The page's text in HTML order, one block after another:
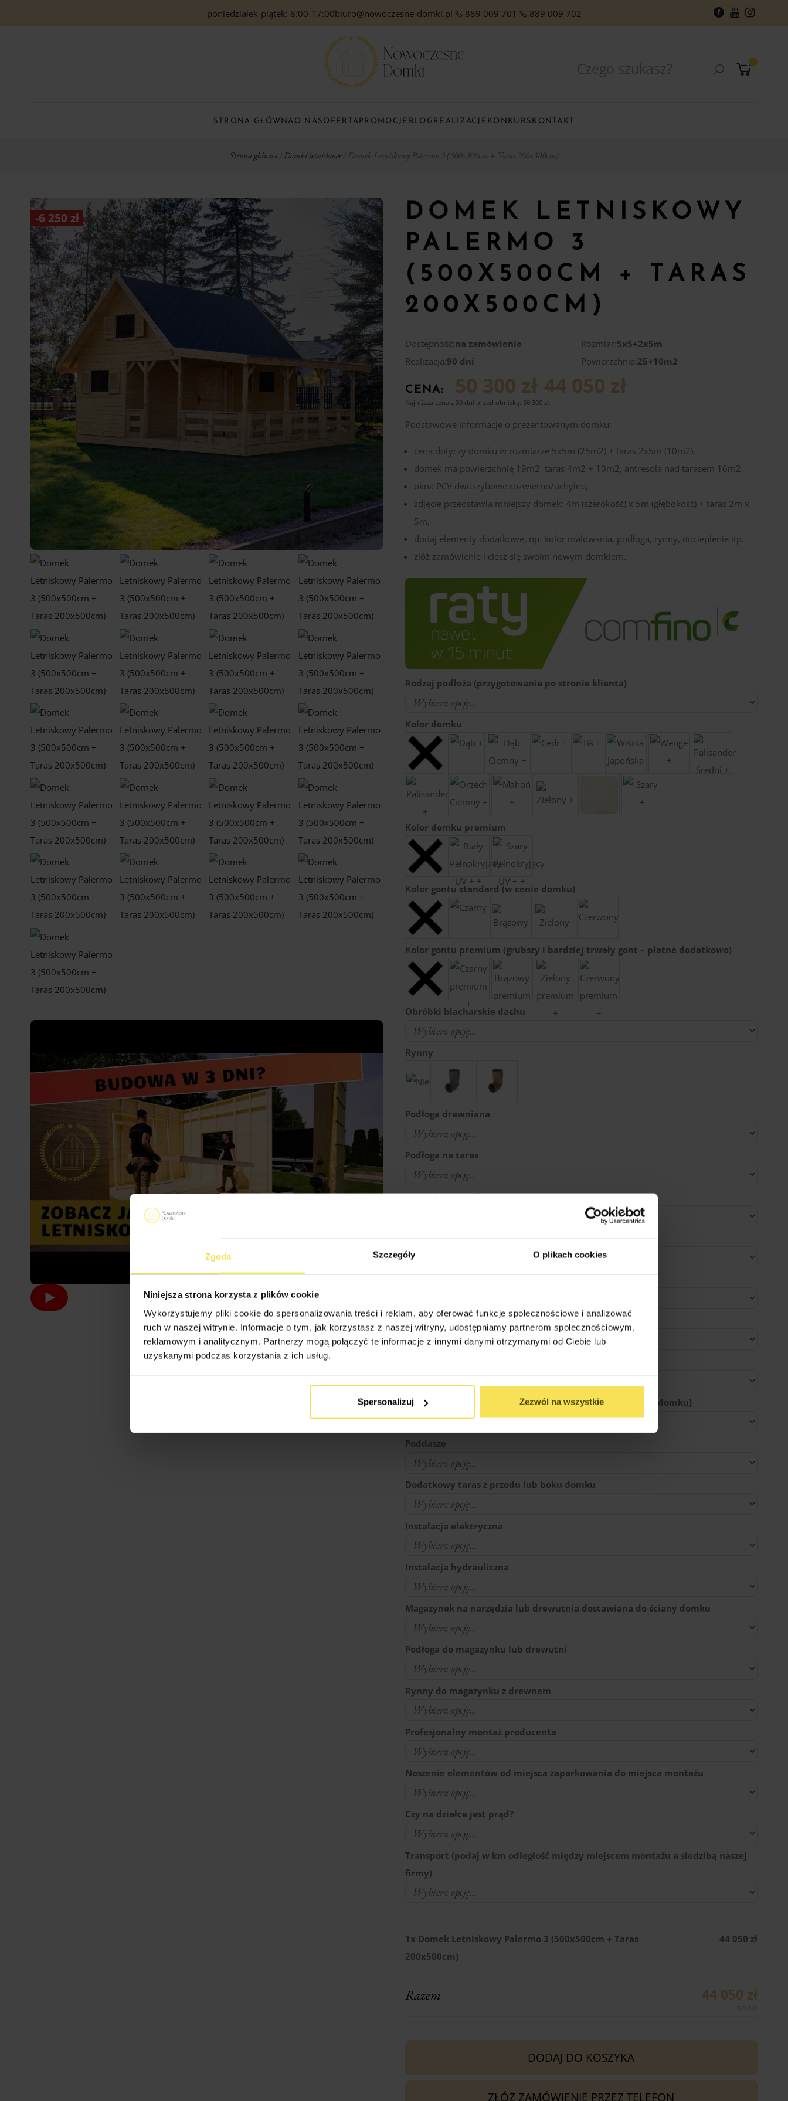
Zgoda Szczegóły O plikach cookies
Niniejsza strona korzysta z plików cookie
Wykorzystujemy pliki cookie do spersonalizowania treści i reklam, aby oferować funkcje społecznościowe i analizować
ruch w naszej witrynie. Informacje o tym, jak korzystasz z naszej witryny, udostępniamy partnerom społecznościowym,
reklamowym i analitycznym. Partnerzy mogą połączyć te informacje z innymi danymi otrzymanymi od Ciebie lub
uzyskanymi podczas korzystania z ich usług.
Spersonalizuj Zezwól na wszystkie
poniedziałek-piątek: 8:00-17:00biuro@nowoczesne-domki.pl 889 009 701 889 009 702
STRONA GŁÓWNA O NAS OFERTA PROMOCJE BLOG REALIZACJE KONKURS KONTAKT
Strona główna Domki letniskowe/ Domek Letniskowy Palermo 3 (500x500cm + Taras 200x500cm)
-6 250 zł
DOMEK LETNISKOWY
PALERMO 3
(500X500CM + TARAS
200X500CM)
Dostępność:na zamówienie Rozmiar:5x5+2x5m
Realizacja:90 dni Powierzchnia:25+10m2
CENA: 50 300 zł 44 050 zł
Najniższa cena z 30 dni przed obniżką: 50 300 zł
Podstawowe informacje o prezentowanym domku:
cena dotyczy domku w rozmiarze 5x5m (25m2) + taras 2x5m (10m2),
domek ma powierzchnię 19m2, taras 4m2 + 10m2, antresola nad tarasem 16m2,
okna PCV dwuszybowe rozwierno/uchylne,
zdjęcie przedstawia mniejszy domek: 4m (szerokość) x 5m (głębokość) + taras 2m x
5m,
dodaj elementy dodatkowe, np. kolor malowania, podłoga, rynny, docieplenie itp.
złóż zamówienie i ciesz się swoim nowym domkiem.
Rodzaj podłoża (przygotowanie po stronie klienta)
Kolor domku
Kolor domku premium
Kolor gontu standard (w cenie domku)
Kolor gontu premium (grubszy i bardziej trwały gont – płatne dodatkowo)
Obróbki blacharskie dachu
Rynny
Podłoga drewniana
Podłoga na taras
Docieplenie podłogi
Docieplenie ścian
Docieplenie dachu
Drzwi zewnętrzne docieplane
Ściana kolankowa + docieplenie (podwyższenie antresoli domku)
Poddasze
Dodatkowy taras z przodu lub boku domku
Instalacja elektryczna
Instalacja hydrauliczna
Magazynek na narzędzia lub drewutnia dostawiana do ściany domku
Podłoga do magazynku lub drewutni
Rynny do magazynku z drewnem
Profesjonalny montaż producenta
Noszenie elementów od miejsca zaparkowania do miejsca montażu
Czy na działce jest prąd?
Transport (podaj w km odległość między miejscem montażu a siedzibą naszej
firmy)
1x Domek Letniskowy Palermo 3 (500x500cm + Taras
200x500cm)
44 050 zł
Razem 44 050 zł
DODAJ DO KOSZYKA
ZŁÓŻ ZAMÓWIENIE PRZEZ TELEFON